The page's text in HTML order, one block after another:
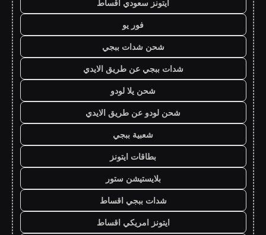
ايتونز سعودي اقساط
فور يو
شحن شدات ببجي
شدات ببجي عن طريق الايدي
شحن يلا لودو
شحن لودو عن طريق الايدي
شعبية ببجي
بطاقات ايتونز
بلايستيشن ستور
شدات ببجي اقساط
ايتونز امريكي اقساط